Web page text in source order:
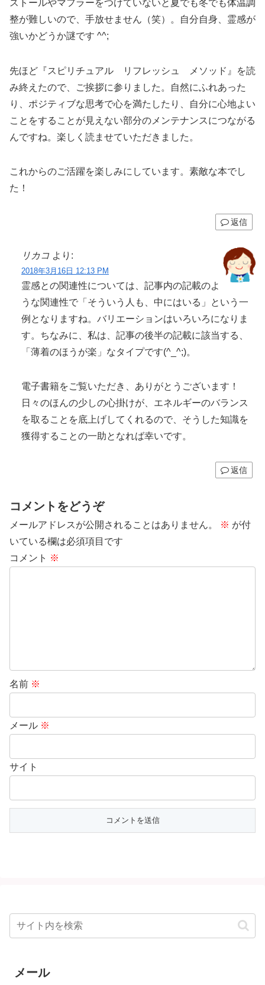
ストールやマフラーをつけていないと夏でも冬でも体温調
整が難しいので、手放せません（笑）。自分自身、霊感が
強いかどうか謎です ^^;
先ほど『スピリチュアル リフレッシュ メソッド』を読
み終えたので、ご挨拶に参りました。自然にふれあった
り、ポジティブな思考で心を満たしたり、自分に心地よい
ことをすることが見えない部分のメンテナンスにつながる
んですね。楽しく読ませていただきました。
これからのご活躍を楽しみにしています。素敵な本でし
た！
返信
リカコ より:
2018年3月16日 12:13 PM
霊感との関連性については、記事内の記載のよ
うな関連性で「そういう人も、中にはいる」という一
例となりますね。バリエーションはいろいろになりま
す。ちなみに、私は、記事の後半の記載に該当する、
「薄着のほうが楽」なタイプです(^_^;)。
電子書籍をご覧いただき、ありがとうございます！
日々のほんの少しの心掛けが、エネルギーのバランス
を取ることを底上げしてくれるので、そうした知識を
獲得することの一助となれば幸いです。
返信
コメントをどうぞ
メールアドレスが公開されることはありません。 ※ が付
いている欄は必須項目です
コメント ※
名前 ※
メール ※
サイト
メール